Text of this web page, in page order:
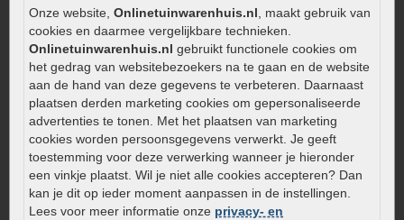
Onze website, Onlinetuinwarenhuis.nl , maakt gebruik van
cookies en daarmee vergelijkbare technieken.
Onlinetuinwarenhuis.nl gebruikt functionele cookies om
het gedrag van websitebezoekers na te gaan en de website
aan de hand van deze gegevens te verbeteren. Daarnaast
plaatsen derden marketing cookies om gepersonaliseerde
advertenties te tonen. Met het plaatsen van marketing
cookies worden persoonsgegevens verwerkt. Je geeft
toestemming voor deze verwerking wanneer je hieronder
een vinkje plaatst. Wil je niet alle cookies accepteren? Dan
kan je dit op ieder moment aanpassen in de instellingen.
Lees voor meer informatie onze privacy- en
Fundering voor betonstenen aanleggen
Welke tuinstijl past bij mij
Strakke tuin inrichten
Legverbanden gebakken bestrating
Onderhoud van gebakken bestrating
Aanlegtips voor gebakken bestrating
Zelf een terras aanleggen
Kleine stadstuin inrichten
0320 – 219170